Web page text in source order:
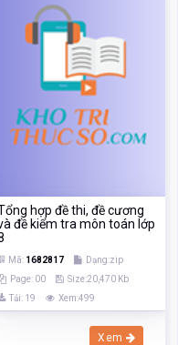
hợp đề thi, đề cương
đề kiểm tra môn toán lớp
Mã: 1682817
Dạng:zip
Page: 00
Size:20,470 Kb
Tải: 19
Xem:499
Xem